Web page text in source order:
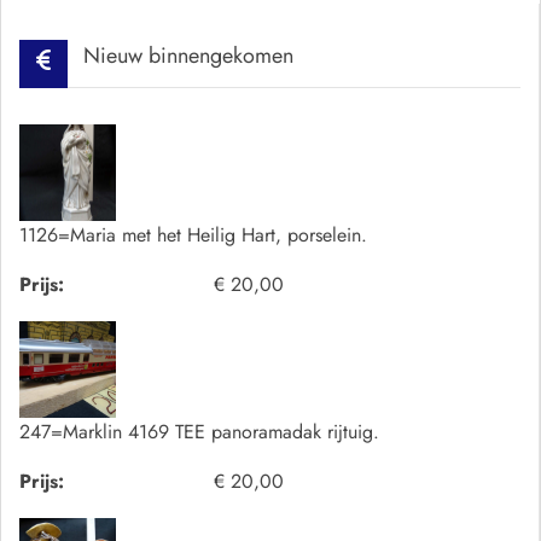
Nieuw binnengekomen
1126=Maria met het Heilig Hart, porselein.
Prijs:
€ 20,00
247=Marklin 4169 TEE panoramadak rijtuig.
Prijs:
€ 20,00